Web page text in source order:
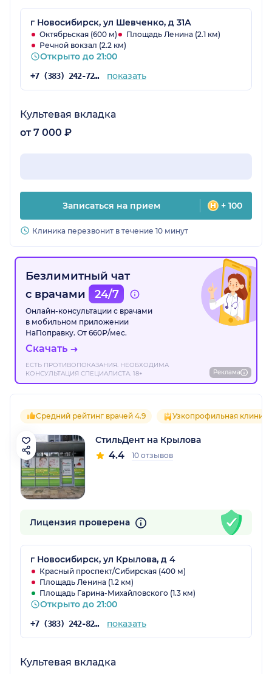
г Новосибирск, ул Шевченко, д 31А
Октябрьская (600 м)
Площадь Ленина (2.1 км)
Речной вокзал (2.2 км)
Открыто до 21:00
+7 (383) 242-72-53 показать
Культевая вкладка
от 7 000 ₽
Записаться на прием + 100
Клиника перезвонит в течение 10 минут
Безлимитный чат
с врачами
24/7
Онлайн-консультации с врачами
в мобильном приложении
НаПоправку. От 660₽/мес.
Скачать
ЕСТЬ ПРОТИВОПОКАЗАНИЯ. НЕОБХОДИМА
КОНСУЛЬТАЦИЯ СПЕЦИАЛИСТА. 18+
Реклама
Средний рейтинг врачей 4.9 Узкопрофильная клиника
СтильДент на Крылова
4.4 10 отзывов
Лицензия проверена
г Новосибирск, ул Крылова, д 4
Красный проспект/Сибирская (400 м)
Площадь Ленина (1.2 км)
Площадь Гарина-Михайловского (1.3 км)
Открыто до 21:00
+7 (383) 242-82-57 показать
Культевая вкладка